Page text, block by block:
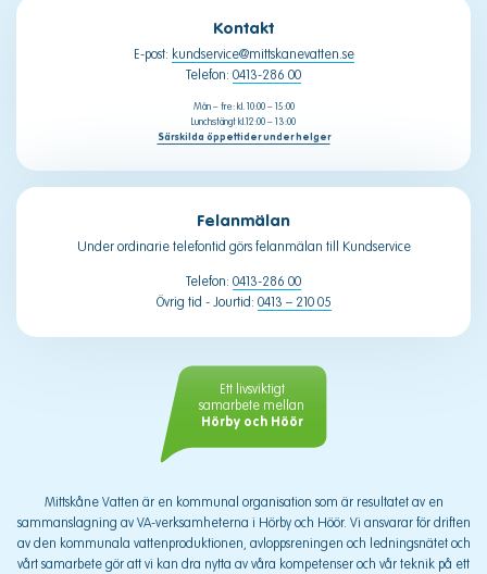
Ett livsviktigt
samarbete mellan
Hörby och Höör
Mittskåne Vatten är en kommunal organisation som är resultatet av en
sammanslagning av VA-verksamheterna i Hörby och Höör. Vi ansvarar för driften
av den kommunala vattenproduktionen, avloppsreningen och ledningsnätet och
vårt samarbete gör att vi kan dra nytta av våra kompetenser och vår teknik på ett
Kontakt
E-post: kundservice@mittskanevatten.se
Telefon: 0413-286 00
Mån – fre: kl. 10:00 – 15:00
Lunchstängt kl.12:00 – 13:00
Särskilda öppettider under helger
Felanmälan
Under ordinarie telefontid görs felanmälan till Kundservice
Telefon: 0413-286 00
Övrig tid - Jourtid: 0413 – 210 05